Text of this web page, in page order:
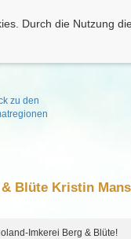
zu den
Durch die Nutzung
Blüte Kristin
Imkerei Berg & Blüte!